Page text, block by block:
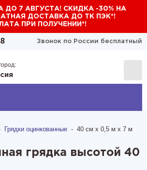
7 АВГУСТА! СКИДКА -30% НА
ДОСТАВКА ДО ТК ПЭК*!
ПРИ ПОЛУЧЕНИИ*!
Звонок по России бесплатный
Грядки оцинкованные - 40 см х 0,5 м х 7 м
грядка высотой 40